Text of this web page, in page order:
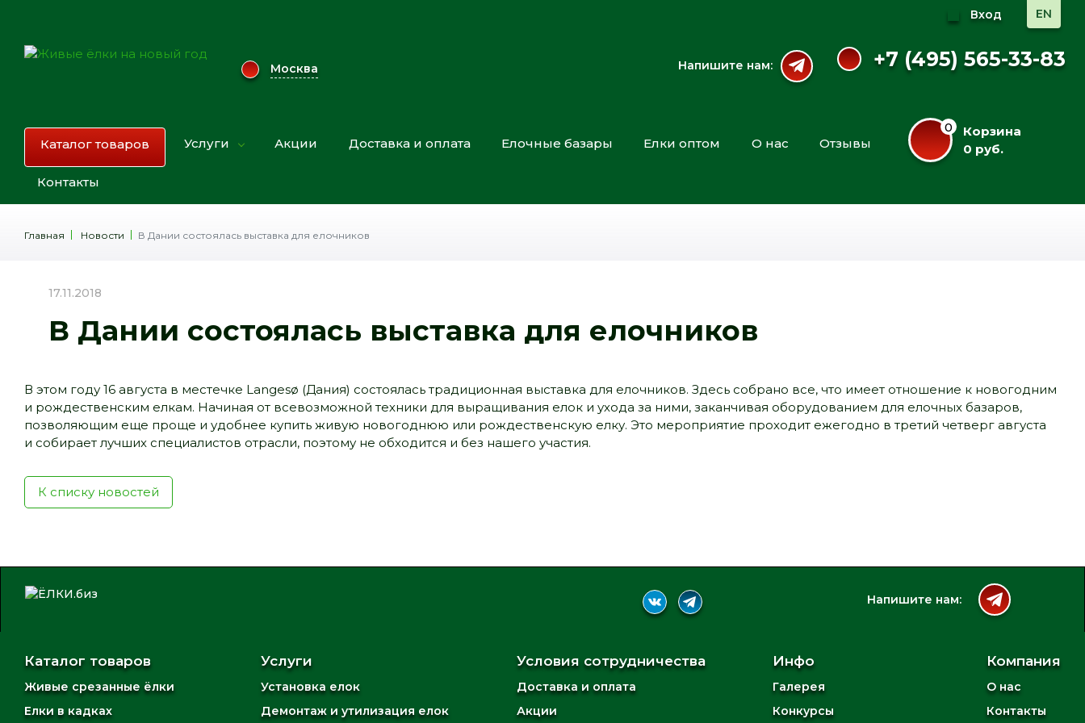
Москва
Вход EN
Напишите нам: +7 (495) 565-33-83
Каталог товаров Услуги Акции Доставка и оплата Елочные базары Елки оптом О нас Отзывы
Контакты
0
Корзина
0 руб.
Главная Новости В Дании состоялась выставка для елочников
17.11.2018
В Дании состоялась выставка для елочников
В этом году 16 августа в местечке Langesø (Дания) состоялась традиционная выставка для елочников. Здесь собрано все, что имеет отношение к новогодним
и рождественским елкам. Начиная от всевозможной техники для выращивания елок и ухода за ними, заканчивая оборудованием для елочных базаров,
позволяющим еще проще и удобнее купить живую новогоднюю или рождественскую елку. Это мероприятие проходит ежегодно в третий четверг августа
и собирает лучших специалистов отрасли, поэтому не обходится и без нашего участия.
К списку новостей
Напишите нам:
Каталог товаров
Живые срезанные ёлки
Елки в кадках
Услуги
Установка елок
Демонтаж и утилизация елок
Условия сотрудничества
Доставка и оплата
Акции
Инфо
Галерея
Конкурсы
Компания
О нас
Контакты